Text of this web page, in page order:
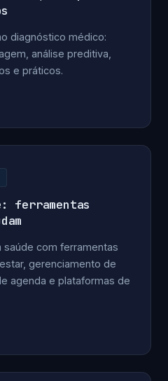
diagnóstico médico:
análise preditiva,
e práticos.
ferramentas
saúde com ferramentas
gerenciamento de
agenda e plataformas de